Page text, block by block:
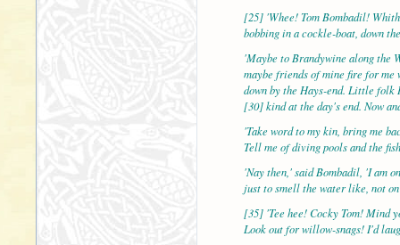
[25] 'Whee! Tom Bombadil!
bobbing in a cockle-boat, down
'Maybe to Brandywine along the
maybe friends of mine fire for
down by the Hays-end. Little folk
[30] kind at the day's end. Now
'Take word to my kin, bring me
Tell me of diving pools and the
'Nay then,' said Bombadil, 'I am
just to smell the water like, not
[35] 'Tee hee! Cocky Tom! Mind
Look out for willow-snags! I'd